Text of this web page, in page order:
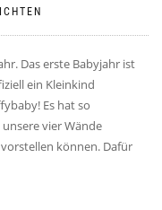
Das erste Babyjahr ist
ein Kleinkind
Es hat so
vier Wände
können. Dafür